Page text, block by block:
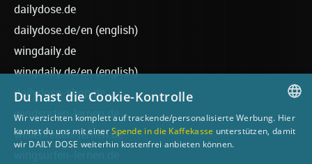
dailydose.de
dailydose.de/en (english)
wingdaily.de
wingdaily.de/en(english)
dailydose-shop.de
windsurfen-lernen.de
wellenreiten-lernen.de
GERMAN
Du hast die Cookie-Kontrolle
Wir verzichten komplett auf trackende/personalisierte Werbung. Hier
kannst du uns mit einerSpende in die Kaffekasse unterstützen, damit
wir DAILY DOSE weiterhin kostenfrei anbieten können.